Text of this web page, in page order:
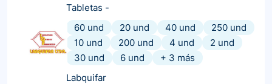
Tabletas -
60 und
20 und 40 und
250 und
10 und
200 und 4 und
2 und
30 und
6 und + 3 más
Labquifar